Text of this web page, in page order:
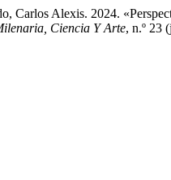
Carlos Alexis. 2024.
Ciencia Y Arte, n.º 23